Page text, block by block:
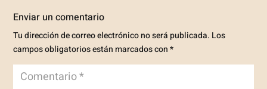
Enviar un comentario
Tu dirección de correo electrónico no será publicada. Los
campos obligatorios están marcados con*